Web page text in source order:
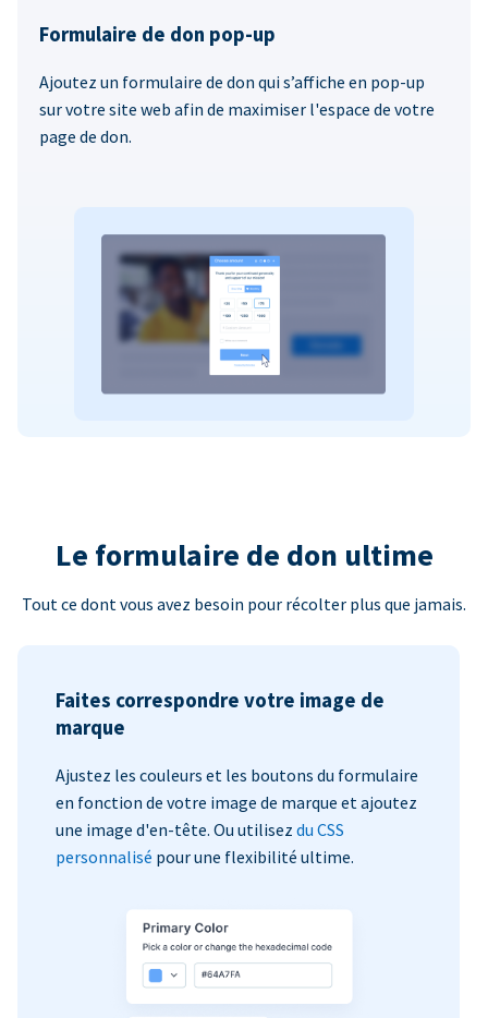
Formulaire de don pop-up
Ajoutez un formulaire de don qui s’affiche en pop-up
sur votre site web afin de maximiser l'espace de votre
page de don.
Le formulaire de don ultime
Tout ce dont vous avez besoin pour récolter plus que jamais.
Faites correspondre votre image de
marque
Ajustez les couleurs et les boutons du formulaire
en fonction de votre image de marque et ajoutez
une image d'en-tête. Ou utilisez du CSS
personnalisé pour une flexibilité ultime.